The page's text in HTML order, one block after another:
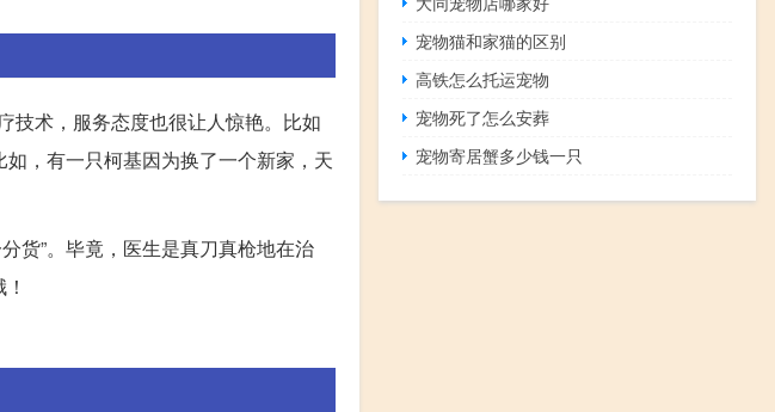
技术，服务态度也很让人惊艳。比如
，有一只柯基因为换了一个新家，天
货”。毕竟，医生是真刀真枪地在治
宠物猫和家猫的区别
高铁怎么托运宠物
宠物死了怎么安葬
宠物寄居蟹多少钱一只